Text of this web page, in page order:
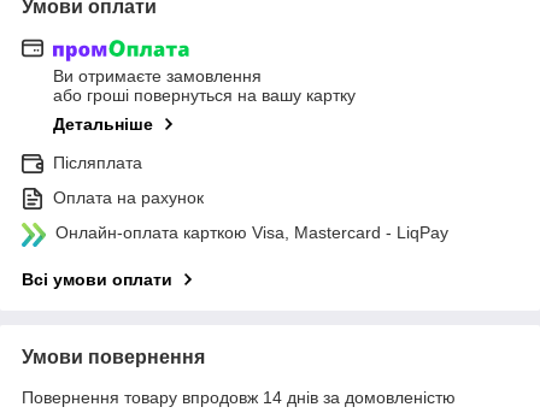
Умови оплати
Ви отримаєте замовлення
або гроші повернуться на вашу картку
Детальніше
Післяплата
Оплата на рахунок
Онлайн-оплата карткою Visa, Mastercard - LiqPay
Всі умови оплати
Умови повернення
Повернення товару впродовж 14 днів за домовленістю